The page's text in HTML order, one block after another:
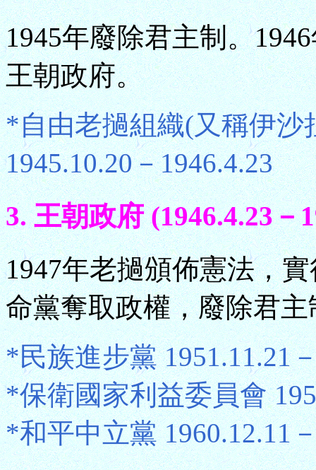
1945年廢除君主制。
王朝政府。
*自由老撾組織(又稱伊沙
1945.10.20－1946.4.23
3. 王朝政府 (1946.4.23－
1947年老撾頒佈憲法，
命黨奪取政權，廢除君主
*民族進步黨 1951.11.21
*保衛國家利益委員會
*和平中立黨 1960.12.11